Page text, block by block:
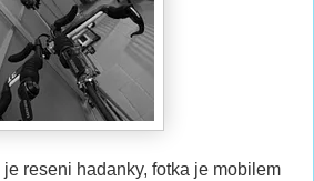
reseni hadanky, fotka je mobilem